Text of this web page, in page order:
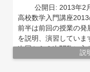
公開日: 2013年2
高校数学入門講座
前半は前回の授業の発
を説明、演習していま
次回から２次関数に入
２０１３センター試
説